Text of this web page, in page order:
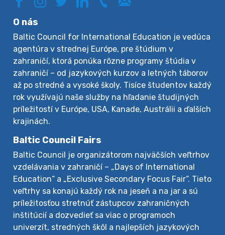
O nás
Baltic Council for International Education je vedúca
agentúra v strednej Európe, pre štúdium v
zahraničí, ktorá ponúka rôzne programy štúdia v
zahraničí – od jazykových kurzov a letných táborov
až po stredné a vysoké školy. Tisíce študentov každý
rok využívajú naše služby na hľadanie študijných
príležitostí v Európe, USA, Kanade, Austrálii a ďalších
krajinách.
Baltic Council Fairs
Baltic Council je organizátorom najväčších veľtrhov
vzdelávania v zahraničí – „Days of International
Education“ a „Exclusive Secondary Focus Fair“. Tieto
veľtrhy sa konajú každý rok na jeseň a na jar a sú
príležitosťou stretnúť zástupcov zahraničných
inštitúcií a dozvedieť sa viac o programoch
univerzít, stredných škôl a najlepších jazykových